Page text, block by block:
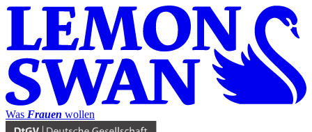
Was Frauen wollen